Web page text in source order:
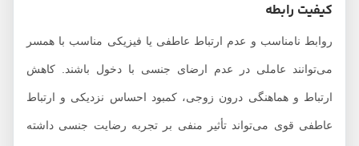
کیفیت رابطه
روابط نامناسب و عدم ارتباط عاطفی یا فیزیکی مناسب با همسر
می‌توانند عاملی در عدم ارضای جنسی با دخول باشند. کاهش
ارتباط و هماهنگی درون زوجی، کمبود احساس نزدیکی و ارتباط
عاطفی قوی می‌تواند تأثیر منفی بر تجربه رضایت جنسی داشته